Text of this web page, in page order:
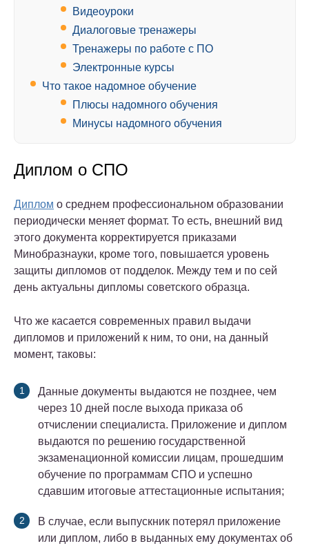
Видеоуроки
Диалоговые тренажеры
Тренажеры по работе с ПО
Электронные курсы
Что такое надомное обучение
Плюсы надомного обучения
Минусы надомного обучения
Диплом о СПО
Диплом о среднем профессиональном образовании
периодически меняет формат. То есть, внешний вид
этого документа корректируется приказами
Минобразнауки, кроме того, повышается уровень
защиты дипломов от подделок. Между тем и по сей
день актуальны дипломы советского образца.
Что же касается современных правил выдачи
дипломов и приложений к ним, то они, на данный
момент, таковы:
Данные документы выдаются не позднее, чем
через 10 дней после выхода приказа об
отчислении специалиста. Приложение и диплом
выдаются по решению государственной
экзаменационной комиссии лицам, прошедшим
обучение по программам СПО и успешно
сдавшим итоговые аттестационные испытания;
В случае, если выпускник потерял приложение
или диплом, либо в выданных ему документах об